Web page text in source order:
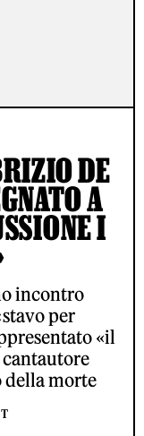
DE
A
I
incontro
per
«il
della morte